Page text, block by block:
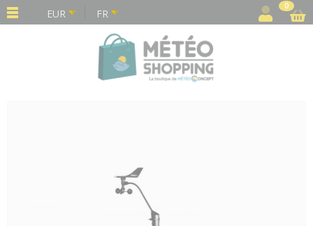
EUR FR
0
Panneau de gestion des cookies